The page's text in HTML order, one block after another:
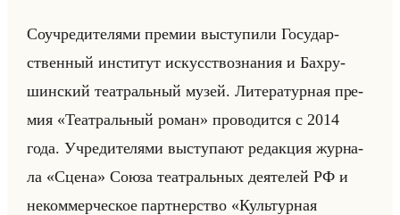
Со­учре­ди­те­ля­ми пре­мии вы­сту­пи­ли Го­су­дар­
ствен­ный ин­сти­тут ис­кус­ство­зна­ния и Бахру­
шин­ский те­ат­ральный музей. Ли­те­ра­тур­ная пре­
мия «Театральный роман» про­во­дит­ся с 2014
года. Учре­ди­те­ля­ми вы­сту­па­ют ре­дак­ция жур­на­
ла «Сцена» Союза те­ат­ральных де­яте­лей РФ и
неком­мер­че­ское парт­нер­ство «Культурная